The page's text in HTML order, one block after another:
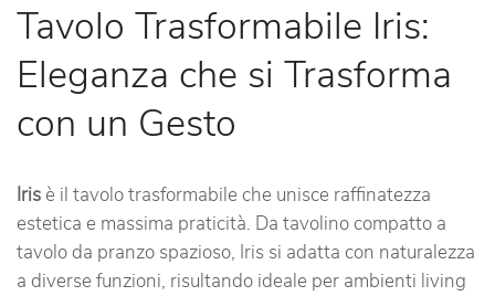
Tavolo Trasformabile Iris:
Eleganza che si Trasforma
con un Gesto
Irisè il tavolo trasformabile che unisce raffinatezza
estetica e massima praticità. Da tavolino compatto a
tavolo da pranzo spazioso, Iris si adatta con naturalezza
a diverse funzioni, risultando ideale per ambienti living